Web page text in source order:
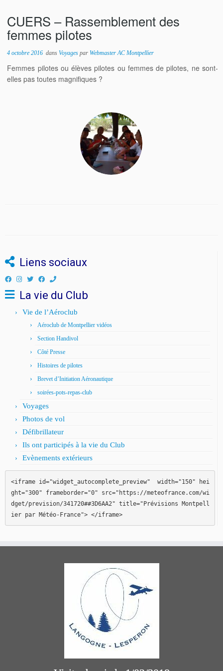
CUERS – Rassemblement des
femmes pilotes
4 octobre 2016 dansVoyagespar Webmaster AC Montpellier
Femmes pilotes ou élèves pilotes ou femmes de pilotes, ne sont-
elles pas toutes magnifiques ?
Liens sociaux
La vie du Club
Vie de l’Aéroclub
Aéroclub de Montpellier vidéos
Section Handivol
Côté Presse
Histoires de pilotes
Brevet d’Initiation Aéronautique
soirées-pots-repas-club
Voyages
Photos de vol
Défibrillateur
Ils ont participés à la vie du Club
Evènements extérieurs
<iframe id="widget_autocomplete_preview"  width="150" hei
ght="300" frameborder="0" src="https://meteofrance.com/wi
dget/prevision/341720##3D6AA2" title="Prévisions Montpell
ier par Météo-France"> </iframe>